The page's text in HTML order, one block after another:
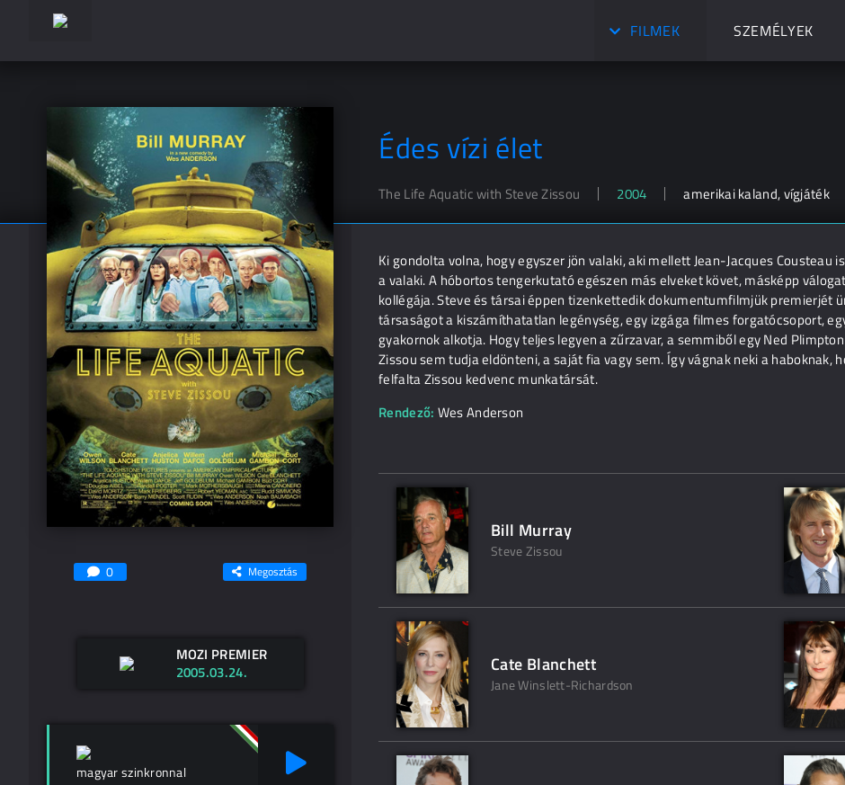
FILMEK SZEMÉLYEK
Édes vízi élet
The Life Aquatic with Steve Zissou 2004 amerikai kaland, vígjáték
0 Megosztás
MOZI PREMIER
2005.03.24.
magyar szinkronnal
Ki gondolta volna, hogy egyszer jön valaki, aki mellett Jean-Jacques Cousteau
a valaki. A hóbortos tengerkutató egészen más elveket követ, másképp
kollégája. Steve és társai éppen tizenkettedik dokumentumfilmjük premierjét
társaságot a kiszámíthatatlan legénység, egy izgága filmes forgatócsoport,
gyakornok alkotja. Hogy teljes legyen a zűrzavar, a semmiből egy Ned
Zissou sem tudja eldönteni, a saját fia vagy sem. Így vágnak neki a
felfalta Zissou kedvenc munkatársát.
Rendező: Wes Anderson
Bill Murray
Steve Zissou
Cate Blanchett
Jane Winslett-Richardson